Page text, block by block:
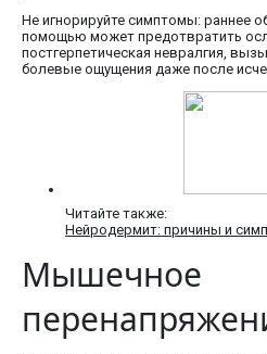
Не игнорируйте симптомы: раннее
помощью может предотвратить
постгерпетическая невралгия,
болевые ощущения даже после
Читайте также:
Нейродермит: причины и
Мышечное